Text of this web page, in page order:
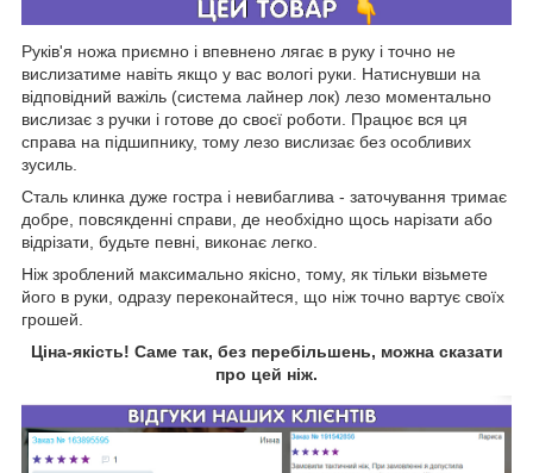
Руків'я ножа приємно і впевнено лягає в руку і точно не
вислизатиме навіть якщо у вас вологі руки. Натиснувши на
відповідний важіль (система лайнер лок) лезо моментально
вислизає з ручки і готове до своєї роботи. Працює вся ця
справа на підшипнику, тому лезо вислизає без особливих
зусиль.
Сталь клинка дуже гостра і невибаглива - заточування тримає
добре, повсякденні справи, де необхідно щось нарізати або
відрізати, будьте певні, виконає легко.
Ніж зроблений максимально якісно, тому, як тільки візьмете
його в руки, одразу переконайтеся, що ніж точно вартує своїх
грошей.
Ціна-якість! Саме так, без перебільшень, можна сказати
про цей ніж.